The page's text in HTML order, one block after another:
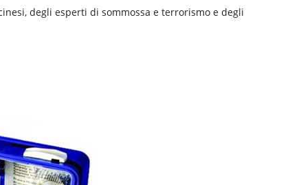
degli esperti di sommossa e terrorismo e degli